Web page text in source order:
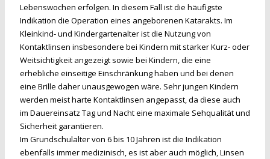
Lebenswochen erfolgen. In diesem Fall ist die häufigste
Indikation die Operation eines angeborenen Katarakts. Im
Kleinkind- und Kindergartenalter ist die Nutzung von
Kontaktlinsen insbesondere bei Kindern mit starker Kurz- oder
Weitsichtigkeit angezeigt sowie bei Kindern, die eine
erhebliche einseitige Einschränkung haben und bei denen
eine Brille daher unausgewogen wäre. Sehr jungen Kindern
werden meist harte Kontaktlinsen angepasst, da diese auch
im Dauereinsatz Tag und Nacht eine maximale Sehqualität und
Sicherheit garantieren.
Im Grundschulalter von 6 bis 10 Jahren ist die Indikation
ebenfalls immer medizinisch, es ist aber auch möglich, Linsen